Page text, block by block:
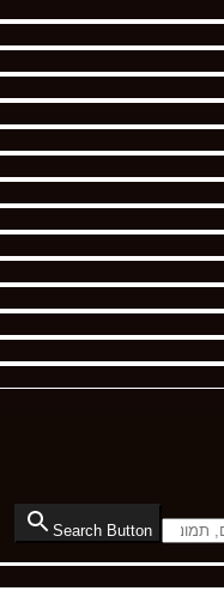
Search Button